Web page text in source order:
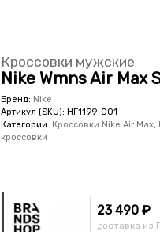
Кроссовки мужские
Nike Wmns Air Max
Бренд: Nike
Артикул (SKU):HF1199-001
Категории: Кроссовки Nike Air Max,
кроссовки
23 490 ₽
доставка из